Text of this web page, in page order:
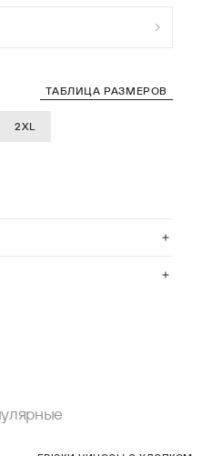
ТАБЛИЦА РАЗМЕРОВ
2XL